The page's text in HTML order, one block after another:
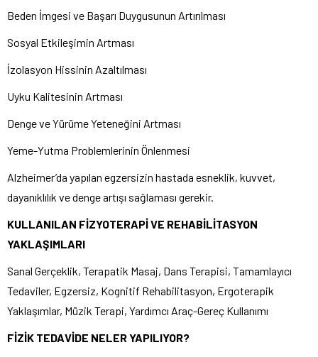
Beden İmgesi ve Başarı Duygusunun Artırılması
Sosyal Etkileşimin Artması
İzolasyon Hissinin Azaltılması
Uyku Kalitesinin Artması
Denge ve Yürüme Yeteneğini Artması
Yeme-Yutma Problemlerinin Önlenmesi
Alzheimer’da yapılan egzersizin hastada esneklik, kuvvet,
dayanıklılık ve denge artışı sağlaması gerekir.
KULLANILAN FİZYOTERAPİ VE REHABİLİTASYON
YAKLAŞIMLARI
Sanal Gerçeklik, Terapatik Masaj, Dans Terapisi, Tamamlayıcı
Tedaviler, Egzersiz, Kognitif Rehabilitasyon, Ergoterapik
Yaklaşımlar, Müzik Terapi, Yardımcı Araç-Gereç Kullanımı
FİZİK TEDAVİDE NELER YAPILIYOR?